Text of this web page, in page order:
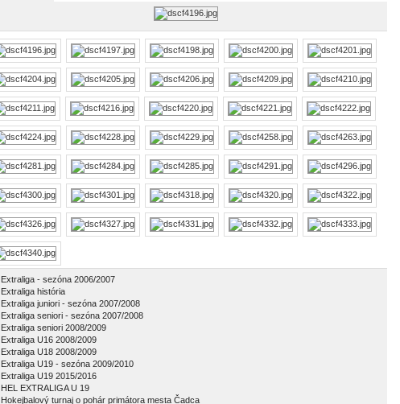
Extraliga - sezóna 2006/2007
Extraliga história
Extraliga juniori - sezóna 2007/2008
Extraliga seniori - sezóna 2007/2008
Extraliga seniori 2008/2009
Extraliga U16 2008/2009
Extraliga U18 2008/2009
Extraliga U19 - sezóna 2009/2010
Extraliga U19 2015/2016
HEL EXTRALIGA U 19
Hokejbalový turnaj o pohár primátora mesta Čadca